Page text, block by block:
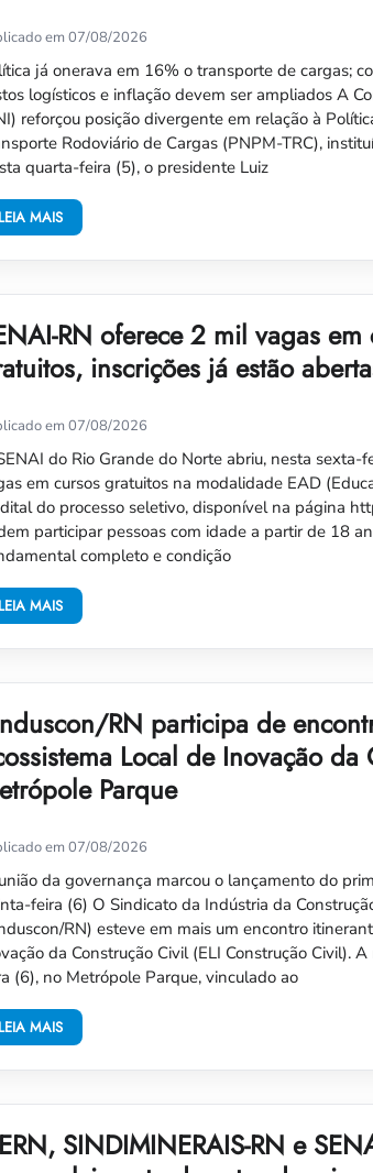
em 07/08/2026
já onerava em 16% o transporte de cargas;
logísticos e inflação devem ser ampliados A
reforçou posição divergente em relação à
Rodoviário de Cargas (PNPM-TRC),
quarta-feira (5), o presidente Luiz
LEIA MAIS
RN oferece 2 mil vagas em
inscrições já estão
em 07/08/2026
do Rio Grande do Norte abriu, nesta sexta-
em cursos gratuitos na modalidade EAD
do processo seletivo, disponível na página
participar pessoas com idade a partir de 18
completo e condição
LEIA MAIS
RN participa de
Local de Inovação
Parque
em 07/08/2026
da governança marcou o lançamento do
feira (6) O Sindicato da Indústria da
RN) esteve em mais um encontro
da Construção Civil (ELI Construção Civil).
(6), no Metrópole Parque, vinculado ao
LEIA MAIS
SINDIMINERAIS-RN e